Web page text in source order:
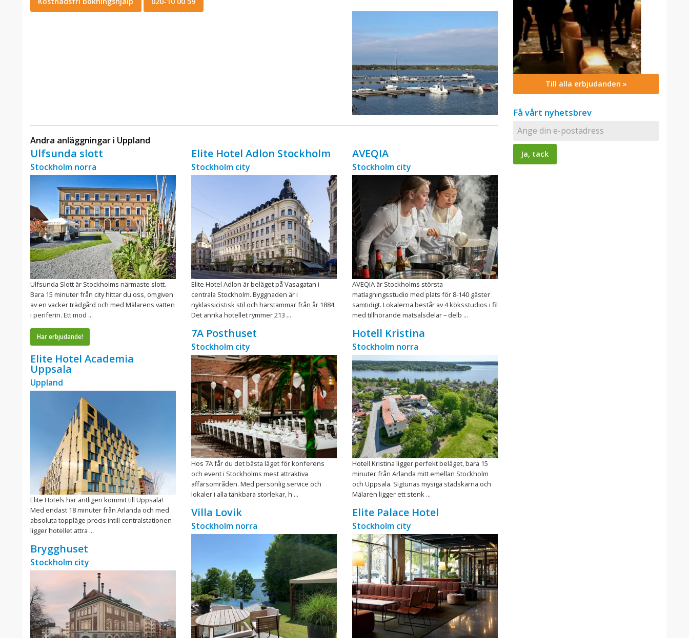
Andra anläggningar i Uppland
Ulfsunda slott
Stockholm norra
Ulfsunda Slott är Stockholms närmaste slott.
Bara 15 minuter från city hittar du oss, omgiven
av en vacker trädgård och med Mälarens vatten
i periferin. Ett mod ...
Har erbjudande!
Elite Hotel Academia
Uppsala
Uppland
Elite Hotels har äntligen kommit till Uppsala!
Med endast 18 minuter från Arlanda och med
absoluta toppläge precis intill centralstationen
ligger hotellet attra ...
Brygghuset
Stockholm city
Elite Hotel Adlon Stockholm
Stockholm city
Elite Hotel Adlon är beläget på Vasagatan i
centrala Stockholm. Byggnaden är i
nyklassicistisk stil och härstammar från år 1884.
Det anrika hotellet rymmer 213 ...
7A Posthuset
Stockholm city
Hos 7A får du det bästa läget för konferens
och event i Stockholms mest attraktiva
affärsområden. Med personlig service och
lokaler i alla tänkbara storlekar, h ...
Villa Lovik
Stockholm norra
AVEQIA
Stockholm city
AVEQIA är Stockholms största
matlagningsstudio med plats för 8-140 gäster
samtidigt. Lokalerna består av 4 köksstudios i fil
med tillhörande matsalsdelar – delb ...
Hotell Kristina
Stockholm norra
Hotell Kristina ligger perfekt beläget, bara 15
minuter från Arlanda mitt emellan Stockholm
och Uppsala. Sigtunas mysiga stadskärna och
Mälaren ligger ett stenk ...
Elite Palace Hotel
Stockholm city
Till alla erbjudanden »
Få vårt nyhetsbrev